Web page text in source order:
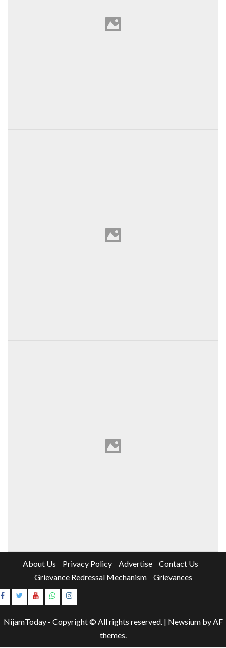
About Us Privacy Policy Advertise
Contact Us
Grievance Redressal Mechanism
Grievances
Instagram
NijamToday - Copyright © All rights reserved. | Newsiumby AF
themes.